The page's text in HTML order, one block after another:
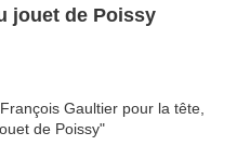
jouet de Poissy